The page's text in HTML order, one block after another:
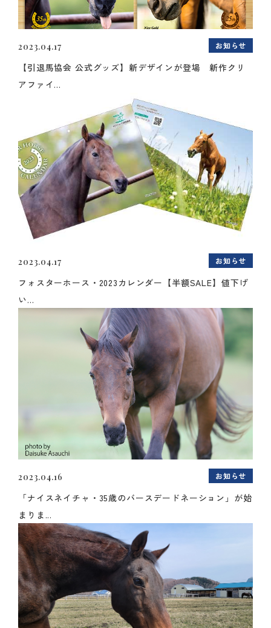
2023.04.17 お知らせ
【引退馬協会 公式グッズ】新デザインが登場 新作クリ
アファイ...
2023.04.17 お知らせ
フォスターホース・2023カレンダー【半額SALE】値下げ
い...
2023.04.16 お知らせ
「ナイスネイチャ・35歳のバースデードネーション」が始
まりま...